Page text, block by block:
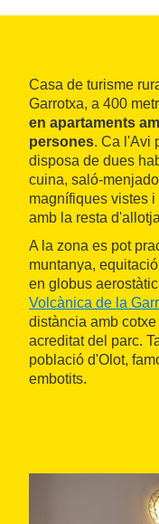
Casa de turisme
Garrotxa, a 400
en apartaments
persones. Ca l'Avi
disposa de dues
cuina, saló-
magnífiques vistes
amb la resta
A la zona es pot
muntanya,
en globus
Volcànica de la
distància amb
acreditat del parc.
població d'Olot,
embotits.